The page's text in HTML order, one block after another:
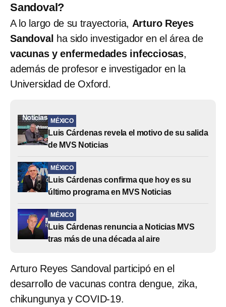
Sandoval?
A lo largo de su trayectoria, Arturo Reyes
Sandoval ha sido investigador en el área de
vacunas y enfermedades infecciosas,
además de profesor e investigador en la
Universidad de Oxford.
MÉXICO
Luis Cárdenas revela el motivo de su salida
de MVS Noticias
MÉXICO
Luis Cárdenas confirma que hoy es su
último programa en MVS Noticias
MÉXICO
Luis Cárdenas renuncia a Noticias MVS
tras más de una década al aire
Arturo Reyes Sandoval participó en el
desarrollo de vacunas contra dengue, zika,
chikungunya y COVID-19.